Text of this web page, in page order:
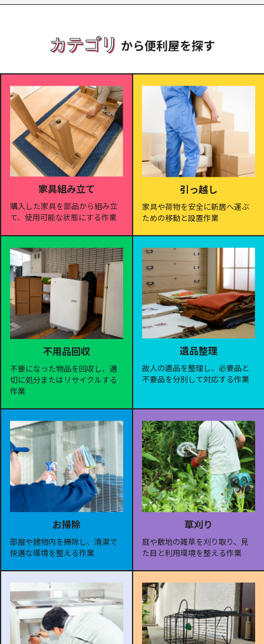
カテゴリ から便利屋を探す
家具組み立て
購入した家具を部品から組み立
て、使用可能な状態にする作業
引っ越し
家具や荷物を安全に新居へ運ぶ
ための移動と設置作業
不用品回収
不要になった物品を回収し、適
切に処分またはリサイクルする
作業
遺品整理
故人の遺品を整理し、必要品と
不要品を分別して対応する作業
お掃除
部屋や建物内を掃除し、清潔で
快適な環境を整える作業
草刈り
庭や敷地の雑草を刈り取り、見
た目と利用環境を整える作業